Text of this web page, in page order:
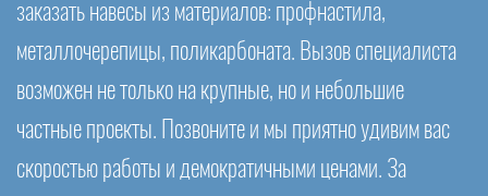
заказать навесы из материалов: профнастила,
металлочерепицы, поликарбоната. Вызов специалиста
возможен не только на крупные, но и небольшие
частные проекты. Позвоните и мы приятно удивим вас
скоростью работы и демократичными ценами. За